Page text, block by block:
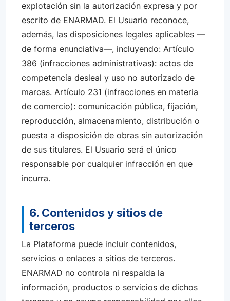
explotación sin la autorización expresa y por
escrito de ENARMAD. El Usuario reconoce,
además, las disposiciones legales aplicables —
de forma enunciativa—, incluyendo: Artículo
386 (infracciones administrativas): actos de
competencia desleal y uso no autorizado de
marcas. Artículo 231 (infracciones en materia
de comercio): comunicación pública, fijación,
reproducción, almacenamiento, distribución o
puesta a disposición de obras sin autorización
de sus titulares. El Usuario será el único
responsable por cualquier infracción en que
incurra.
6. Contenidos y sitios de
terceros
La Plataforma puede incluir contenidos,
servicios o enlaces a sitios de terceros.
ENARMAD no controla ni respalda la
información, productos o servicios de dichos